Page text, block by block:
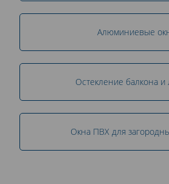
Алюминиевые
Остекление балкона и
Окна ПВХ для